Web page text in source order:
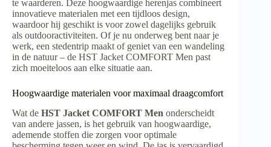
te waarderen. Deze hoogwaardige herenjas combineert
innovatieve materialen met een tijdloos design,
waardoor hij geschikt is voor zowel dagelijks gebruik
als outdooractiviteiten. Of je nu onderweg bent naar je
werk, een stedentrip maakt of geniet van een wandeling
in de natuur – de HST Jacket COMFORT Men past
zich moeiteloos aan elke situatie aan.
Hoogwaardige materialen voor maximaal draagcomfort
Wat de HST Jacket COMFORT Men onderscheidt
van andere jassen, is het gebruik van hoogwaardige,
ademende stoffen die zorgen voor optimale